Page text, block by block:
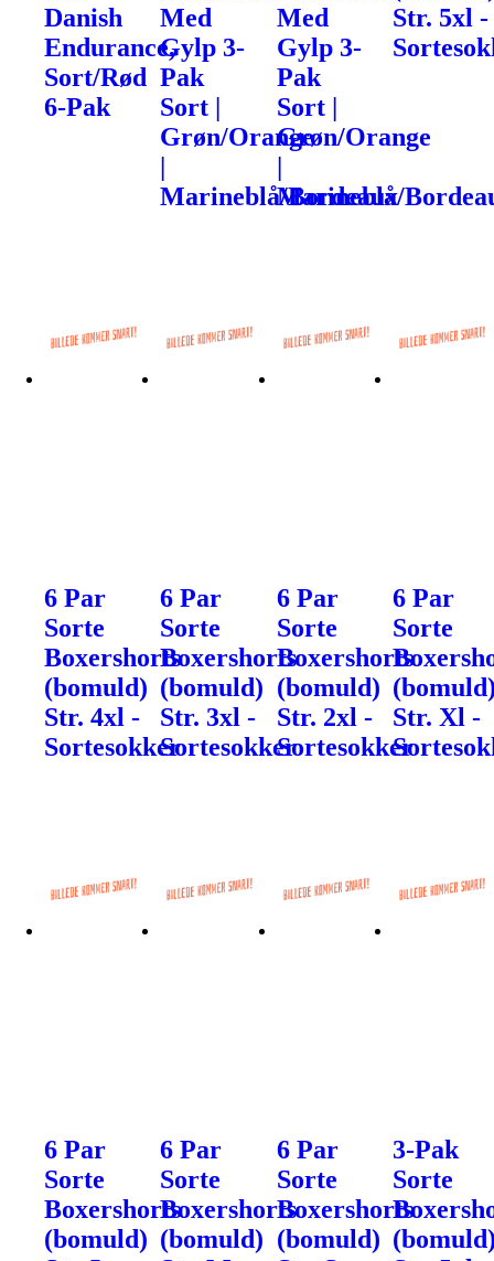
Danish
Endurance,
Sort/Rød
6-Pak
Med
Gylp 3-
Pak
Sort |
Grøn/Orange
|
Marineblå/Bordeaux
Med
Gylp 3-
Pak
Sort |
Grøn/Orange
|
Marineblå/
Str. 5xl -
6 Par
Sorte
Boxershorts
(bomuld)
Str. 4xl -
Sortesokker
6 Par
Sorte
Boxershorts
(bomuld)
Str. 3xl -
Sortesokker
6 Par
Sorte
Boxershorts
(bomuld)
Str. 2xl -
Sortesokker
6 Par
Sorte
Str. Xl -
6 Par
Sorte
Boxershorts
(bomuld)
6 Par
Sorte
Boxershorts
(bomuld)
6 Par
Sorte
Boxershorts
(bomuld)
3-Pak
Sorte